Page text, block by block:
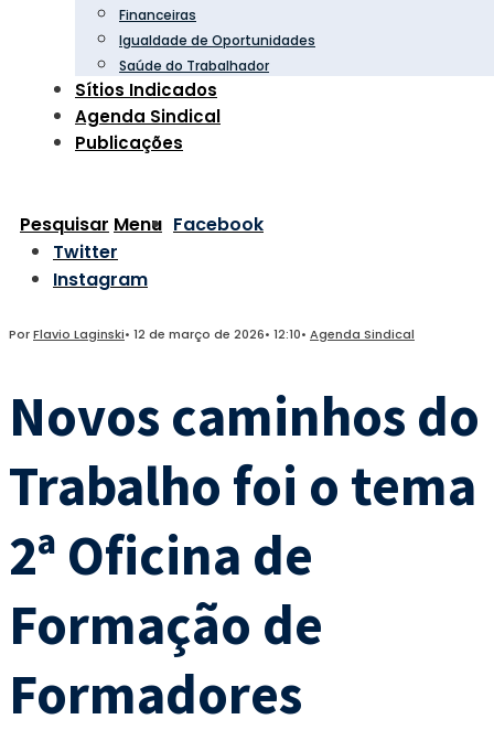
Financeiras
Igualdade de Oportunidades
Saúde do Trabalhador
Sítios Indicados
Agenda Sindical
Publicações
Pesquisar Menu Facebook
Twitter
Instagram
PorFlavio Laginski• 12 de março de 2026• 12:10• Agenda Sindical
Novos caminhos do
Trabalho foi o tema
2ª Oficina de
Formação de
Formadores